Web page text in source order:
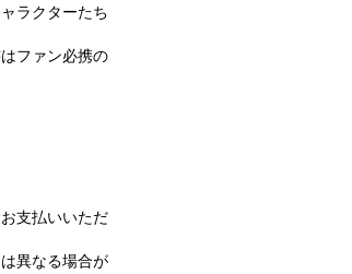
ラクターたち
ファン必携の
支払いいただ
異なる場合が